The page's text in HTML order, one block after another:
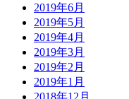
2019年6月
2019年5月
2019年4月
2019年3月
2019年2月
2019年1月